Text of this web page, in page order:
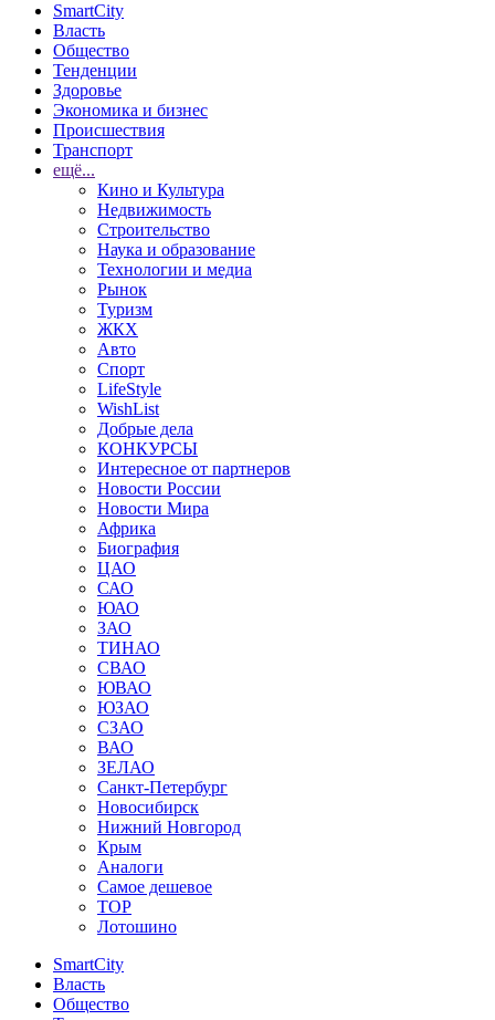
SmartCity
Власть
Общество
Тенденции
Здоровье
Экономика и бизнес
Происшествия
Транспорт
ещё...
Кино и Культура
Недвижимость
Строительство
Наука и образование
Технологии и медиа
Рынок
Туризм
ЖКХ
Авто
Спорт
LifeStyle
WishList
Добрые дела
КОНКУРСЫ
Интересное от партнеров
Новости России
Новости Мира
Африка
Биография
ЦАО
САО
ЮАО
ЗАО
ТИНАО
СВАО
ЮВАО
ЮЗАО
СЗАО
ВАО
ЗЕЛАО
Санкт-Петербург
Новосибирск
Нижний Новгород
Крым
Аналоги
Самое дешевое
TOP
Лотошино
SmartCity
Власть
Общество